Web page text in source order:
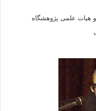
هیات علمی پژوهشگاه